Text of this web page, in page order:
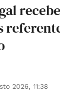
2026, 11:38